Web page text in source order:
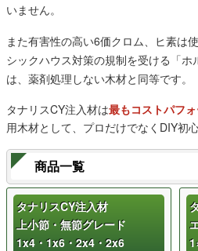
いません。
また有害性の高い6価クロム、ヒ素は
シックハウス対策の規制を受ける「
は、薬剤処理しない木材と同等です。
タナリスCY注入材は最もコストパフ
用木材として、プロだけでなくDIY初
商品一覧
タナリスCY注入材
上小節・無節グレード
1x4・1x6・2x4・2x6